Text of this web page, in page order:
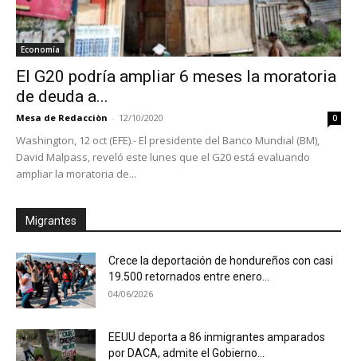
Economía
El G20 podría ampliar 6 meses la moratoria
de deuda a...
Mesa de Redacciòn - 12/10/2020 0
Washington, 12 oct (EFE).- El presidente del Banco Mundial (BM),
David Malpass, reveló este lunes que el G20 está evaluando
ampliar la moratoria de...
Migrantes
Crece la deportación de hondureños con casi
19.500 retornados entre enero...
04/06/2026
EEUU deporta a 86 inmigrantes amparados
por DACA, admite el Gobierno...